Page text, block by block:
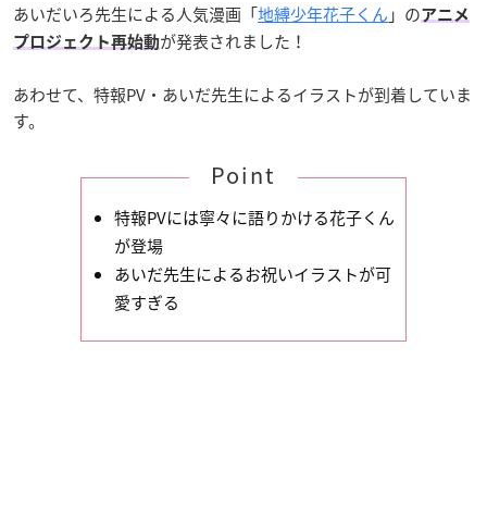
あいだいろ先生による人気漫画「地縛少年花子くん 」のアニメ
プロジェクト再始動が発表されました！
あわせて、特報PV・あいだ先生によるイラストが到着していま
す。
Point
特報PVには寧々に語りかける花子くん
が登場
あいだ先生によるお祝いイラストが可
愛すぎる